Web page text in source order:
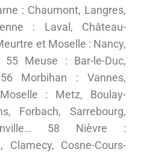
: Chaumont, Langres,
: Laval, Château-
et Moselle : Nancy,
55 Meuse : Bar-le-Duc,
Morbihan : Vannes,
: Metz, Boulay-
Forbach, Sarrebourg,
58 Nièvre :
Clamecy, Cosne-Cours-